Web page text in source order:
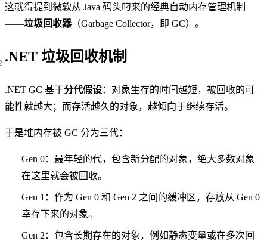
这就得提到微软从 Java 码头叼来的经典自动内存管理机制
——垃圾回收器（Garbage Collector，即 GC）。
.NET 垃圾回收机制
.NET GC 基于分代假设：对象生存的时间越短，被回收的可
能性就越大；而存活越久的对象，越倾向于继续存活。
于是堆内存被 GC 分为三代：
Gen 0：最年轻的代，包含新分配的对象，绝大多数对象
在这里就会被回收。
Gen 1：作为 Gen 0 和 Gen 2 之间的缓冲区，存放从 Gen 0
幸存下来的对象。
Gen 2：包含长期存在的对象，例如静态变量或在多次回